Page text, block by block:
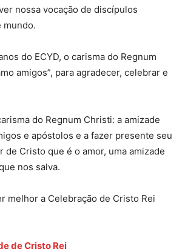
nossa vocação de discípulos
mundo.
do ECYD, o carisma do Regnum
amigos”, para agradecer, celebrar e
do Regnum Christi: a amizade
e apóstolos e a fazer presente seu
de Cristo que é o amor, uma amizade
nos salva.
melhor a Celebração de Cristo Rei
de Cristo Rei